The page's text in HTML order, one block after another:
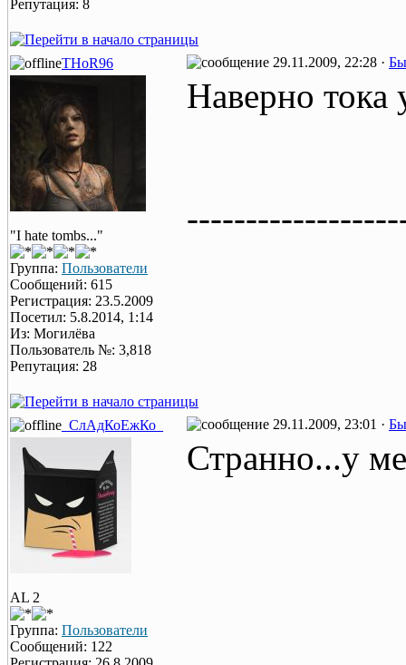
Репутация: 8
THoR96 29.11.2009, 22:28 ·
"I hate tombs..."
Группа: Пользователи
Сообщений: 615
Регистрация: 23.5.2009
Посетил: 5.8.2014, 1:14
Из: Могилёва
Пользователь №: 3,818
Репутация: 28
Наверно тока
_СлАдКоЕжКо_ 29.11.2009, 23:01 ·
AL 2
Группа: Пользователи
Сообщений: 122
Странно...у